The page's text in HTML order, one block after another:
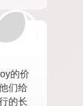
的价
们给
的长